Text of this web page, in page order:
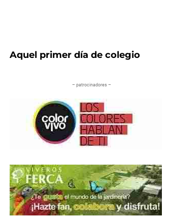
Aquel primer día de colegio
– patrocinadores –